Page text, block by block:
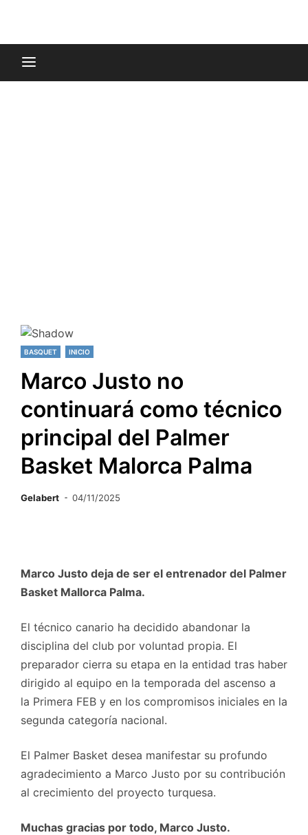
BASQUET INICIO
Marco Justo no
continuará como técnico
principal del Palmer
Basket Malorca Palma
Gelabert 04/11/2025
Marco Justo deja de ser el entrenador del Palmer
Basket Mallorca Palma.
El técnico canario ha decidido abandonar la
disciplina del club por voluntad propia. El
preparador cierra su etapa en la entidad tras haber
dirigido al equipo en la temporada del ascenso a
la Primera FEB y en los compromisos iniciales en la
segunda categoría nacional.
El Palmer Basket desea manifestar su profundo
agradecimiento a Marco Justo por su contribución
al crecimiento del proyecto turquesa.
Muchas gracias por todo, Marco Justo.